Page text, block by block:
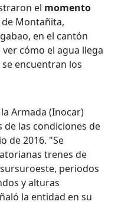
el momento
de Montañita,
en el cantón
ver cómo el agua llega
encuentran los
Armada (Inocar)
las condiciones de
de 2016. "Se
trenes de
periodos
y alturas
la entidad en su